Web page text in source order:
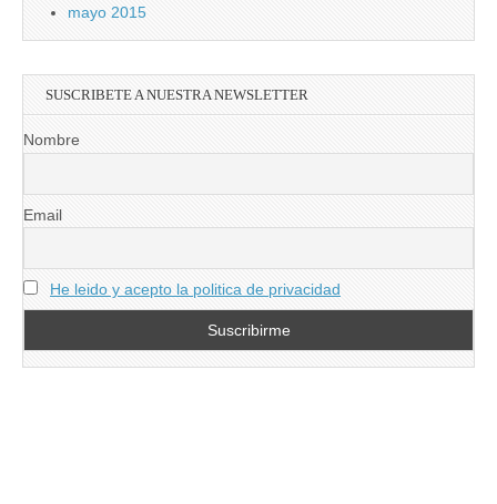
mayo 2015
SUSCRIBETE A NUESTRA NEWSLETTER
Nombre
Email
He leido y acepto la politica de privacidad